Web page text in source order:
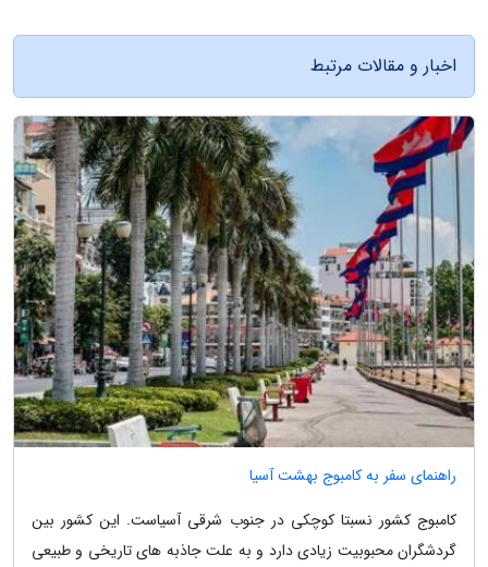
اخبار و مقالات مرتبط
راهنمای سفر به کامبوج بهشت آسیا
کامبوج کشور نسبتا کوچکی در جنوب شرقی آسیاست. این کشور بین
گردشگران محبوبیت زیادی دارد و به علت جاذبه های تاریخی و طبیعی